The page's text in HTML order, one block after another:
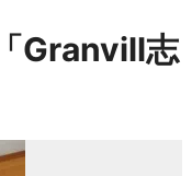
Granvill志